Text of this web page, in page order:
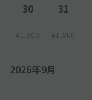
30
¥1,800
31
¥1,800
2026年9月